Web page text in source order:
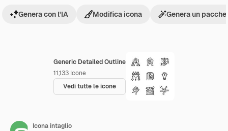
Generic Detailed Outline
11,133 Icone
Vedi tutte le icone
Genera con l'IA Modifica icona Genera un
Icona intaglio